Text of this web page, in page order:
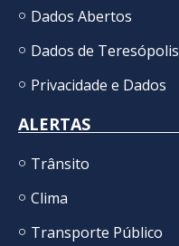
Dados Abertos
Dados de Teresópolis
Privacidade e Dados
ALERTAS
Trânsito
Clima
Transporte Público